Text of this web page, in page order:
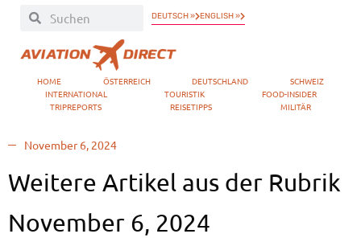
DEUTSCH » ENGLISH »
HOME ÖSTERREICH DEUTSCHLAND
SCHWEIZ
INTERNATIONAL
TOURISTIK
FOOD-INSIDER
TRIPREPORTS
REISETIPPS MILITÄR
November 6, 2024
Weitere Artikel aus der Rubrik
November 6, 2024